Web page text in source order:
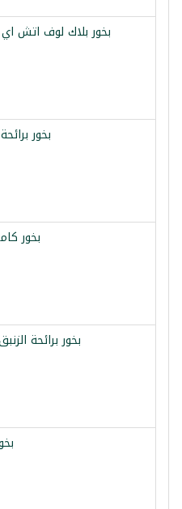
بخور بلاك لوف اتش اي ام
بخور
بخور
بخور برائحة الزنبق 20